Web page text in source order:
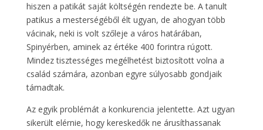
hiszen a patikát saját költségén rendezte be. A tanult
patikus a mesterségéből élt ugyan, de ahogyan több
vácinak, neki is volt szőleje a város határában,
Spinyérben, aminek az értéke 400 forintra rúgott.
Mindez tisztességes megélhetést biztosított volna a
család számára, azonban egyre súlyosabb gondjaik
támadtak.
Az egyik problémát a konkurencia jelentette. Azt ugyan
sikerült elérnie, hogy kereskedők ne árusíthassanak